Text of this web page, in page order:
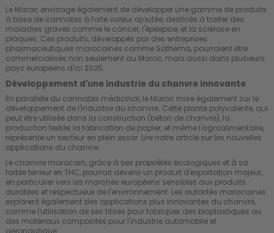
Le Maroc envisage également de développer une gamme de produits
à base de cannabis à forte valeur ajoutée, destinés à traiter des
maladies graves comme le cancer, l'épilepsie, et la sclérose en
plaques. Ces produits, développés par des entreprises
pharmaceutiques marocaines comme Sothema, pourraient être
commercialisés non seulement au Maroc, mais aussi dans plusieurs
pays européens d'ici 2025.
Développement d'une industrie du chanvre innovante
En parallèle du cannabis médicinal, le Maroc mise également sur le
développement de l'industrie du chanvre. Cette plante polyvalente, qui
peut être utilisée dans la construction (béton de chanvre), la
production textile, la fabrication de papier, et même l'agroalimentaire,
représente un secteur en plein essor. Lire notre article sur les nouvelles
applications du chanvre.
Le chanvre marocain, grâce à ses propriétés écologiques et à sa
faible teneur en THC, pourrait devenir un produit d'exportation majeur,
en particulier vers les marchés européens sensibles aux produits
durables et respectueux de l'environnement. Les autorités marocaines
explorent également des applications plus innovantes du chanvre,
comme l'utilisation de ses fibres pour fabriquer des bioplastiques ou
des matériaux composites pour l'industrie automobile et